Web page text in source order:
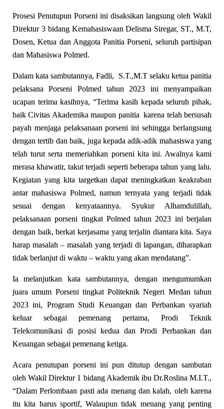
Prosesi Penutupun Porseni ini disaksikan langsung oleh Wakil
Direktur 3 bidang Kemahasiswaan Delisma Siregar, ST., M.T,
Dosen, Ketua dan Anggota Panitia Porseni, seluruh partisipan
dan Mahasiswa Polmed.
Dalam kata sambutannya, Fadli, S.T.,M.T selaku ketua panitia
pelaksana Porseni Polmed tahun 2023 ini menyampaikan
ucapan terima kasihnya, “Terima kasih kepada seluruh pihak,
baik Civitas Akademika maupun panitia karena telah bersusah
payah menjaga pelaksanaan porseni ini sehingga berlangsung
dengan tertib dan baik, juga kepada adik-adik mahasiswa yang
telah turut serta memeriahkan porseni kita ini. Awalnya kami
merasa khawatir, takut terjadi seperti beberapa tahun yang lalu.
Kegiatan yang kita targetkan dapat meningkatkan keakraban
antar mahasiswa Polmed, namun ternyata yang terjadi tidak
sesuai dengan kenyataannya. Syukur Alhamdulillah,
pelaksanaan porseni tingkat Polmed tahun 2023 ini berjalan
dengan baik, berkat kerjasama yang terjalin diantara kita. Saya
harap masalah – masalah yang terjadi di lapangan, diharapkan
tidak berlanjut di waktu – waktu yang akan mendatang”.
Ia melanjutkan kata sambutannya, dengan mengumumkan
juara umum Porseni tingkat Politeknik Negeri Medan tahun
2023 ini, Program Studi Keuangan dan Perbankan syariah
keluar sebagai pemenang pertama, Prodi Teknik
Telekomunikasi di posisi kedua dan Prodi Perbankan dan
Keuangan sebagai pemenang ketiga.
Acara penutupan porseni ini pun ditutup dengan sambutan
oleh Wakil Direktur 1 bidang Akademik ibu Dr.Roslina M.I.T.,
“Dalam Perlombaan pasti ada menang dan kalah, oleh karena
itu kita harus sportif, Walaupun tidak menang yang penting